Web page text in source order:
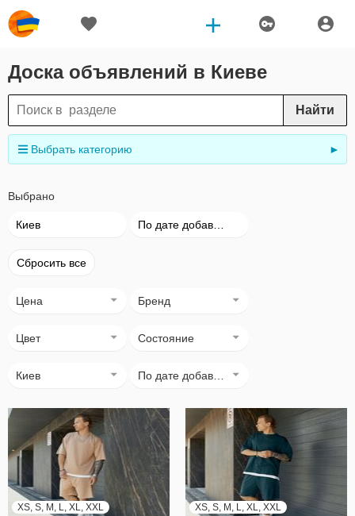
Доска объявлений в Киеве
Найти
Выбрать категорию ►
Выбрано
Киев
Сбросить все
Цена Бренд
Цвет Состояние
Киев
XS, S, M, L, XL, XXL XS, S, M, L, XL, XXL